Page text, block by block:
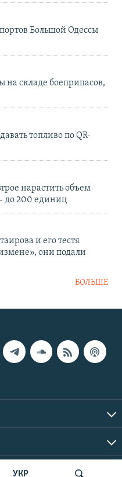
УКР
Большой Одессы
складе боеприпасов,
топливо по QR-
нарастить объем
до 200 единиц
и его тестя
они подали
БОЛЬШЕ
2026 | Все права защищены.